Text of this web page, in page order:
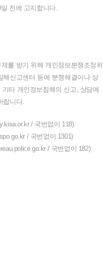
일 전에 고지합니다.
제를 받기 위해 개인정보분쟁조정위
해신고센터 등에 분쟁해결이나 상
기타 개인정보침해의 신고
상담에
랍니다.
/ 국번없이 118)
/ 국번없이 1301)
/ 국번없이 182)